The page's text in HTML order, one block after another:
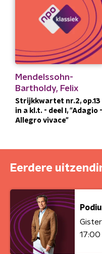
Mendelssohn-
Bartholdy, Felix
Strijkkwartet nr.2, op.13
in a kl.t. - deel I, "Adagio -
Allegro vivace"
Eerdere
17:00